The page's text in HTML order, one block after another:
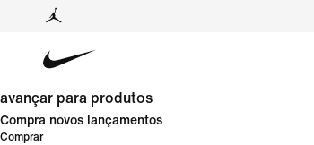
avançar para produtos
Compra novos lançamentos
Comprar